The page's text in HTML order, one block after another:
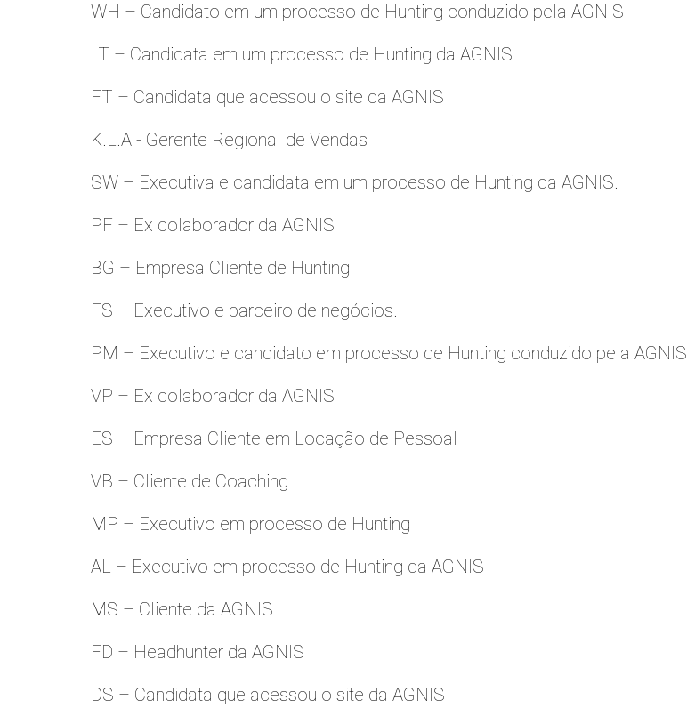
WH – Candidato em um processo de Hunting conduzido pela AGNIS
LT – Candidata em um processo de Hunting da AGNIS
FT – Candidata que acessou o site da AGNIS
K.L.A - Gerente Regional de Vendas
SW – Executiva e candidata em um processo de Hunting da AGNIS.
PF – Ex colaborador da AGNIS
BG – Empresa Cliente de Hunting
FS – Executivo e parceiro de negócios.
PM – Executivo e candidato em processo de Hunting conduzido pela AGNIS
VP – Ex colaborador da AGNIS
ES – Empresa Cliente em Locação de Pessoal
VB – Cliente de Coaching
MP – Executivo em processo de Hunting
AL – Executivo em processo de Hunting da AGNIS
MS – Cliente da AGNIS
FD – Headhunter da AGNIS
DS – Candidata que acessou o site da AGNIS